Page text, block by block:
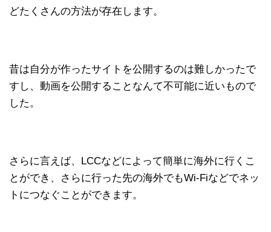
どたくさんの方法が存在します。
昔は自分が作ったサイトを公開するのは難しかったで
すし、動画を公開することなんて不可能に近いもので
した。
さらに言えば、LCCなどによって簡単に海外に行くこ
とができ、さらに行った先の海外でもWi-Fiなどでネッ
トにつなぐことができます。